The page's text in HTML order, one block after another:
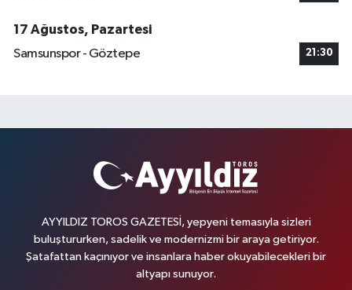
17 Ağustos, Pazartesi
Samsunspor - Göztepe
21:30
AYYILDIZ TOROS GAZETESİ, yepyeni temasıyla sizleri
buluştururken, sadelik ve modernizmi bir araya getiriyor.
Şatafattan kaçınıyor ve insanlara haber okuyabilecekleri bir
altyapı sunuyor.